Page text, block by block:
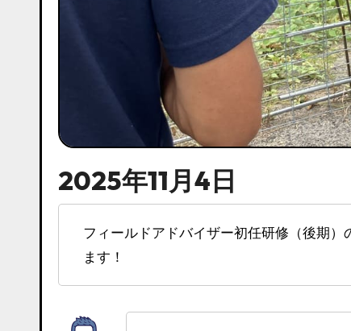
2025年11月4日
フィールドアドバイザー初任研修（後期）のうち、今回は8月4日に実施した研修の内容を紹介し
ます！